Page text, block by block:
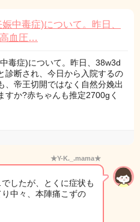
中毒症)について。昨日、
血圧…
毒症)について。昨日、38w3d
診断され、今日から入院するの
、帝王切開ではなく自然分娩出
すか?赤ちゃんも推定2700gく
★Y-K._.mama★
したが、とくに症状も
中々、本陣痛こずの